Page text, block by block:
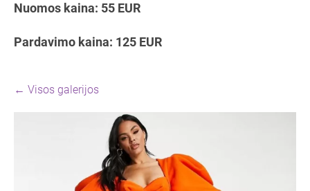
Nuomos kaina: 55 EUR
Pardavimo kaina: 125 EUR
Visos galerijos